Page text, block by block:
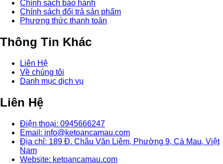
Chính sách bảo hành
Chính sách đổi trả sản phẩm
Phương thức thanh toán
Thông Tin Khác
Liên Hệ
Về chúng tôi
Danh mục dịch vụ
Liên Hệ
Điện thoại: 0945666247
Email: info@ketoancamau.com
Địa chỉ: 189 Đ. Châu Văn Liêm, Phường 9, Cà Mau, Việt
Nam
Website: ketoancamau.com